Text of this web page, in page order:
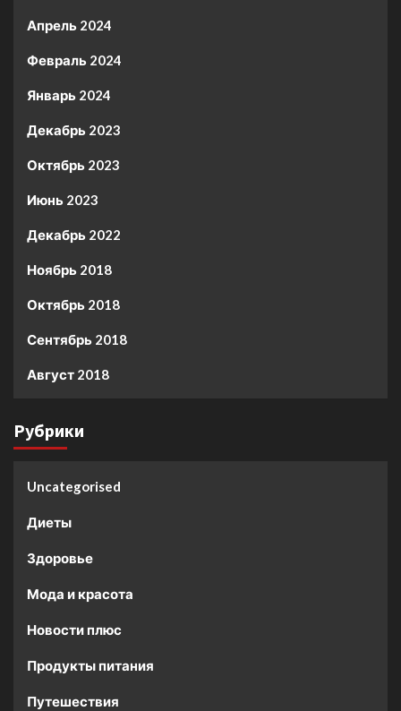
Апрель 2024
Февраль 2024
Январь 2024
Декабрь 2023
Октябрь 2023
Июнь 2023
Декабрь 2022
Ноябрь 2018
Октябрь 2018
Сентябрь 2018
Август 2018
Рубрики
Uncategorised
Диеты
Здоровье
Мода и красота
Новости плюс
Продукты питания
Путешествия